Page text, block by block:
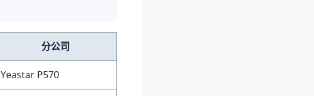
分公司
Yeastar P570